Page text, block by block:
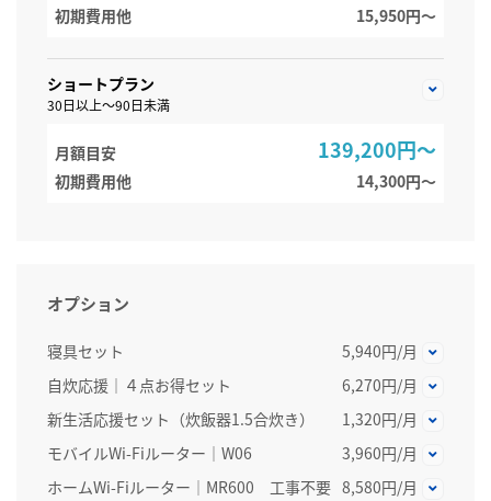
初期費用他 15,950円〜
ショートプラン
30日以上～90日未満
月額目安 139,200円～
初期費用他 14,300円〜
オプション
寝具セット
5,940円/月
自炊応援｜４点お得セット
6,270円/月
新生活応援セット（炊飯器1.5合炊き）
1,320円/月
モバイルWi-Fiルーター｜W06
3,960円/月
ホームWi-Fiルーター│MR600 工事不要 8,580円/月